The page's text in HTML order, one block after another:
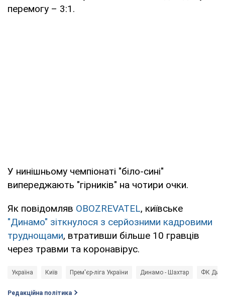
перемогу – 3:1.
У нинішньому чемпіонаті "біло-сині"
випереджають "гірників" на чотири очки.
Як повідомляв OBOZREVATEL, київське
"Динамо" зіткнулося з серйозними кадровими
труднощами, втративши більше 10 гравців
через травми та коронавірус.
Україна Київ Прем'єр-ліга України Динамо - Шахтар ФК
Редакційна політика